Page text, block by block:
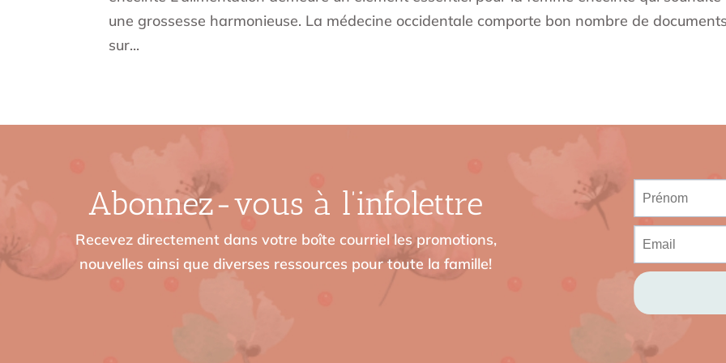
une grossesse harmonieuse. La médecine occidentale comporte bon nombre de
sur...
Abonnez-vous à l’infolettre
Recevez directement dans votre boîte courriel les promotions,
nouvelles ainsi que diverses ressources pour toute la famille!